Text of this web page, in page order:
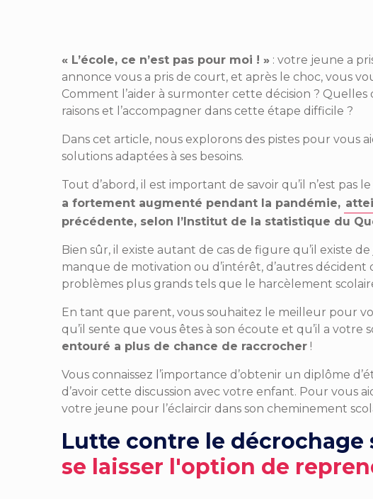
« L’école, ce n’est pas pour moi ! » : votre jeune a
annonce vous a pris de court, et après le choc, vous
Comment l’aider à surmonter cette décision ?
raisons et l’accompagner dans cette étape difficile ?
Dans cet article, nous explorons des pistes pour vous
solutions adaptées à ses besoins.
Tout d’abord, il est important de savoir qu’il n’est pas
a fortement augmenté pendant la pandémie,
précédente, selon l’Institut de la statistique du
Bien sûr, il existe autant de cas de figure qu’il existe
manque de motivation ou d’intérêt, d’autres
problèmes plus grands tels que le harcèlement
En tant que parent, vous souhaitez le meilleur pour
qu’il sente que vous êtes à son écoute et qu’il a votre
entouré a plus de chance de raccrocher !
Vous connaissez l’importance d’obtenir un diplôme
d’avoir cette discussion avec votre enfant. Pour vous
votre jeune pour l’éclaircir dans son cheminement
Lutte contre le décrochage
se laisser l'option de